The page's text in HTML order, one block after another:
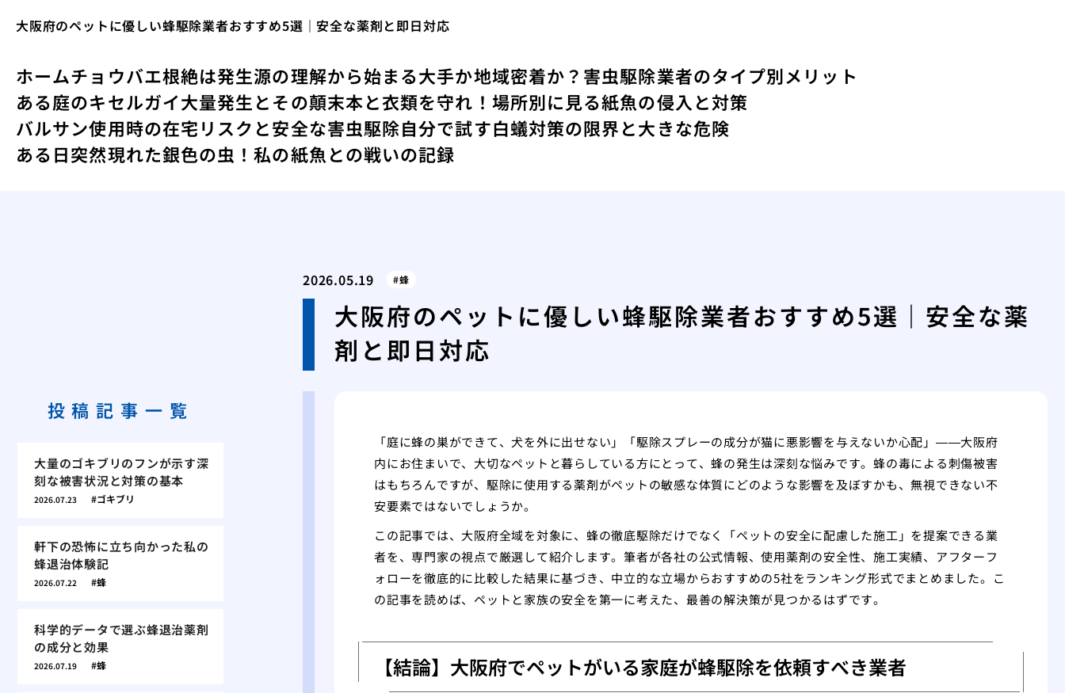
大阪府のペットに優しい蜂駆除業者おすすめ5選｜安全な薬剤と即日対応
ホームチョウバエ根絶は発生源の理解から始まる大手か地域密着か？害虫駆除業者のタイプ別メリット
ある庭のキセルガイ大量発生とその顛末本と衣類を守れ！場所別に見る紙魚の侵入と対策
バルサン使用時の在宅リスクと安全な害虫駆除自分で試す白蟻対策の限界と大きな危険
ある日突然現れた銀色の虫！私の紙魚との戦いの記録
2026.05.19 蜂
大阪府のペットに優しい蜂駆除業者おすすめ5選｜安全な薬
剤と即日対応
「庭に蜂の巣ができて、犬を外に出せない」「駆除スプレーの成分が猫に悪影響を与えないか心配」——大阪府
内にお住まいで、大切なペットと暮らしている方にとって、蜂の発生は深刻な悩みです。蜂の毒による刺傷被害
はもちろんですが、駆除に使用する薬剤がペットの敏感な体質にどのような影響を及ぼすかも、無視できない不
安要素ではないでしょうか。
この記事では、大阪府全域を対象に、蜂の徹底駆除だけでなく「ペットの安全に配慮した施工」を提案できる業
者を、専門家の視点で厳選して紹介します。筆者が各社の公式情報、使用薬剤の安全性、施工実績、アフターフ
ォローを徹底的に比較した結果に基づき、中立的な立場からおすすめの5社をランキング形式でまとめました。こ
の記事を読めば、ペットと家族の安全を第一に考えた、最善の解決策が見つかるはずです。
【結論】大阪府でペットがいる家庭が蜂駆除を依頼すべき業者
投稿記事一覧
大量のゴキブリのフンが示す深
刻な被害状況と対策の基本
2026.07.23 ゴキブリ
軒下の恐怖に立ち向かった私の
蜂退治体験記
2026.07.22 蜂
科学的データで選ぶ蜂退治薬剤
の成分と効果
2026.07.19 蜂